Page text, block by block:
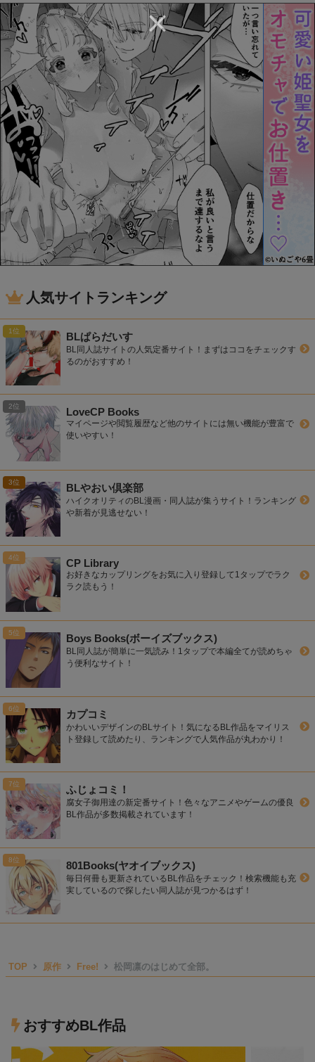
人気サイトランキング
BLぱらだいす
BL同人誌サイトの人気定番サイト！まずはココをチェックす
るのがおすすめ！
LoveCP Books
マイページや閲覧履歴など他のサイトには無い機能が豊富で
使いやすい！
BLやおい倶楽部
ハイクオリティのBL漫画・同人誌が集うサイト！ランキング
や新着が見逃せない！
CP Library
お好きなカップリングをお気に入り登録して1タップでラク
ラク読もう！
Boys Books(ボーイズブックス)
BL同人誌が簡単に一気読み！1タップで本編全てが読めちゃ
う便利なサイト！
カプコミ
かわいいデザインのBLサイト！気になるBL作品をマイリス
ト登録して読めたり、ランキングで人気作品が丸わかり！
ふじょコミ！
腐女子御用達の新定番サイト！色々なアニメやゲームの優良
BL作品が多数掲載されています！
801Books(ヤオイブックス)
毎日何冊も更新されているBL作品をチェック！検索機能も充
実しているので探したい同人誌が見つかるはず！
TOP 原作 Free! 松岡凛のはじめて全部。
おすすめBL作品